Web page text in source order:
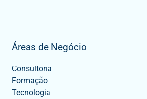
Áreas de Negócio
Consultoria
Formação
Tecnologia